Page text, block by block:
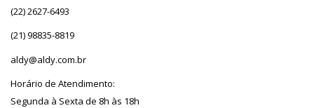
(22) 2627-6493
(21) 98835-8819
aldy@aldy.com.br
Horário de Atendimento:
Segunda à Sexta de 8h às 18h